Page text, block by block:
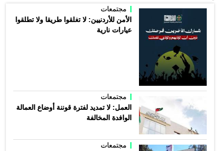
مجتمعات
الأمن للأردنيين: لا تغلقوا طريقا ولا تطلقوا
عيارات نارية
مجتمعات
العمل: لا تمديد لفترة قوننة أوضاع العمالة
الوافدة المخالفة
مجتمعات